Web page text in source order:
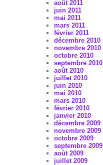
août 2011
juin 2011
mai 2011
mars 2011
février 2011
décembre 2010
novembre 2010
octobre 2010
septembre 2010
août 2010
juillet 2010
juin 2010
mai 2010
mars 2010
février 2010
janvier 2010
décembre 2009
novembre 2009
octobre 2009
septembre 2009
août 2009
juillet 2009